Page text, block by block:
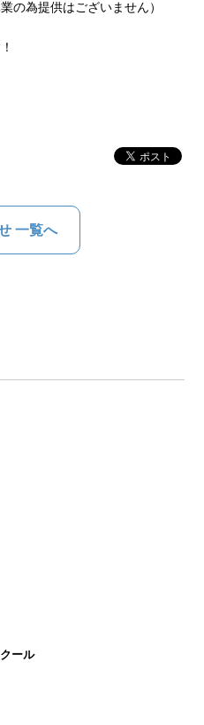
の為提供はございません）
一覧へ
ール